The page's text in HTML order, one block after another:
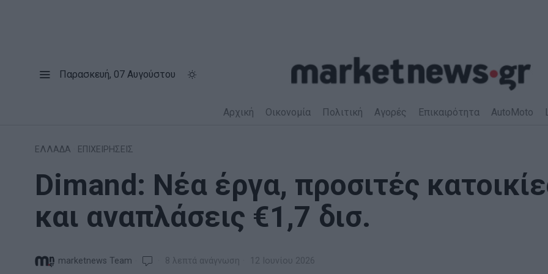
Παρασκευή, 07 Αυγούστου
Αρχική Οικονομία Πολιτική Αγορές Επικαιρότητα AutoMoto
ΕΛΛΑΔΑ ΕΠΙΧΕΙΡΗΣΕΙΣ
Dimand: Νέα έργα, προσιτές
και αναπλάσεις €1,7 δισ.
marketnews Team 8 λεπτά ανάγνωση 12 Ιουνίου 2026